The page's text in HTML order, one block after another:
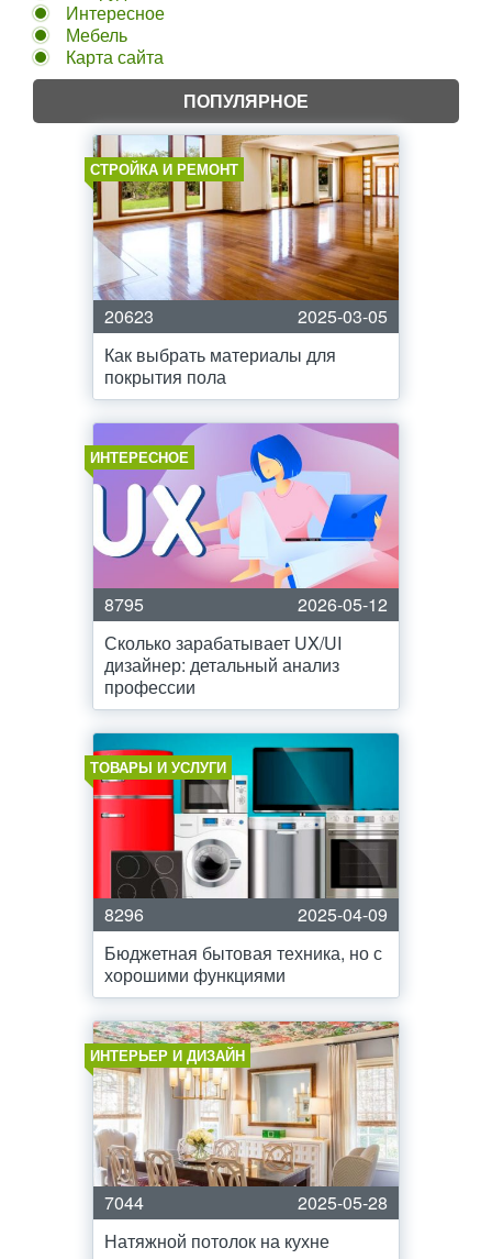
Интересное
Мебель
Карта сайта
ПОПУЛЯРНОЕ
СТРОЙКА И РЕМОНТ
20623
2025-03-05
Как выбрать материалы для
покрытия пола
ИНТЕРЕСНОЕ
8795
2026-05-12
Сколько зарабатывает UX/UI
дизайнер: детальный анализ
профессии
ТОВАРЫ И УСЛУГИ
8296
2025-04-09
Бюджетная бытовая техника, но с
хорошими функциями
ИНТЕРЬЕР И ДИЗАЙН
7044
2025-05-28
Натяжной потолок на кухне